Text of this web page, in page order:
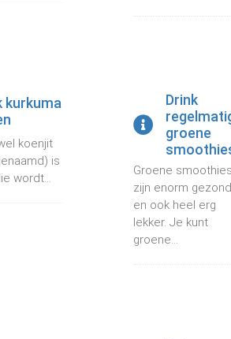
kurkuma
koenjit
is
wordt...
Drink
groene
Groene
zijn enorm gezond
en ook heel erg
lekker. Je kunt
groene...